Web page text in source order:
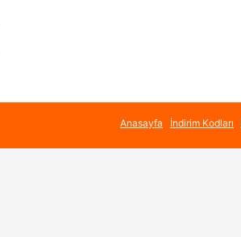
Anasayfa İndirim Kodları